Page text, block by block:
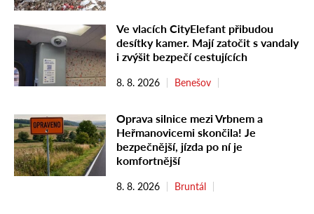
Ve vlacích CityElefant přibudou
desítky kamer. Mají zatočit s vandaly
i zvýšit bezpečí cestujících
8. 8. 2026 Benešov
Oprava silnice mezi Vrbnem a
Heřmanovicemi skončila! Je
bezpečnější, jízda po ní je
komfortnější
8. 8. 2026 Bruntál